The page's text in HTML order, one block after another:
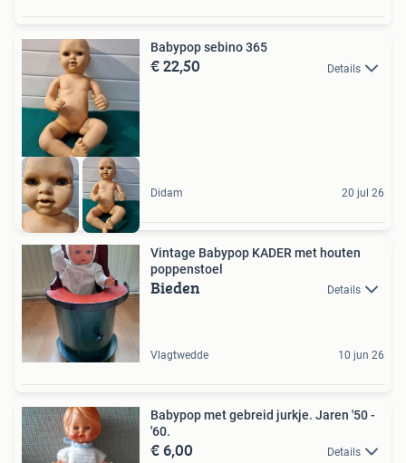
Babypop sebino 365
€ 22,50 Details
Didam 20 jul 26
Vintage Babypop KADER met houten
poppenstoel
Bieden Details
Vlagtwedde 10 jun 26
Babypop met gebreid jurkje. Jaren '50 -
'60.
€ 6,00 Details